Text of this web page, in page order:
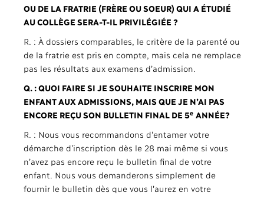
OU DE LA FRATRIE (FRÈRE OU SOEUR) QUI A ÉTUDIÉ
AU COLLÈGE SERA-T-IL PRIVILÉGIÉE ?
R. : À dossiers comparables, le critère de la parenté ou
de la fratrie est pris en compte, mais cela ne remplace
pas les résultats aux examens d’admission.
Q. : QUOI FAIRE SI JE SOUHAITE INSCRIRE MON
ENFANT AUX ADMISSIONS, MAIS QUE JE N’AI PAS
ENCORE REÇU SON BULLETIN FINAL DE 5e ANNÉE?
R. : Nous vous recommandons d’entamer votre
démarche d’inscription dès le 28 mai même si vous
n’avez pas encore reçu le bulletin final de votre
enfant. Nous vous demanderons simplement de
fournir le bulletin dès que vous l’aurez en votre